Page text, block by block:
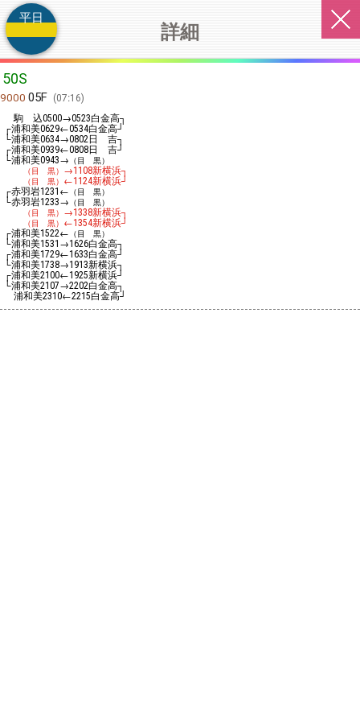
詳細
平日
50S
9000 05F
07:16
駒 込0500→0523白金高┐
┌浦和美0629←0534白金高┘
└浦和美0634→0802日 吉┐
┌浦和美0939←0808日 吉┘
└浦和美0943→ （目 黒）
（目 黒） →1108新横浜┐
（目 黒） ←1124新横浜┘
┌赤羽岩1231 ← （目 黒）
└赤羽岩1233→ （目 黒）
（目 黒） →1338新横浜┐
（目 黒） ←1354新横浜┘
┌浦和美1522← （目 黒）
└浦和美1531 →1626白金高┐
┌浦和美1729←1633白金高┘
└浦和美1738→1913新横浜┐
┌浦和美2100←1925新横浜┘
└浦和美2107→2202白金高┐
浦和美2310←2215白金高┘